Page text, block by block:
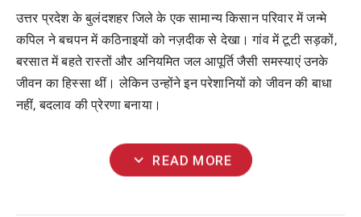
उत्तर प्रदेश के बुलंदशहर जिले के एक सामान्य किसान परिवार में जन्मे
कपिल ने बचपन में कठिनाइयों को नज़दीक से देखा। गांव में टूटी सड़कों,
बरसात में बहते रास्तों और अनियमित जल आपूर्ति जैसी समस्याएं उनके
जीवन का हिस्सा थीं। लेकिन उन्होंने इन परेशानियों को जीवन की बाधा
नहीं, बदलाव की प्रेरणा बनाया।
expand_more READ MORE